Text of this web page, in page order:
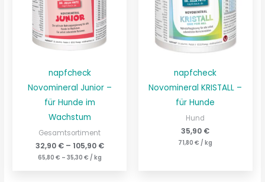
napfcheck
Novomineral Junior –
für Hunde im
Wachstum
Gesamtsortiment
32,90 €– 105,90 €
65,80 € – 35,30 € / kg
napfcheck
Novomineral KRISTALL –
für Hunde
Hund
35,90 €
71,80€ /kg